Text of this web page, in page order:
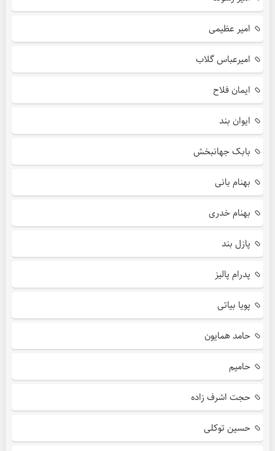
امیر عظیمی
امیرعباس گلاب
ایمان فلاح
ایوان بند
بابک جهانبخش
بهنام بانی
بهنام خدری
پازل بند
پدرام پالیز
پویا بیاتی
حامد همایون
حامیم
حجت اشرف زاده
حسین توکلی